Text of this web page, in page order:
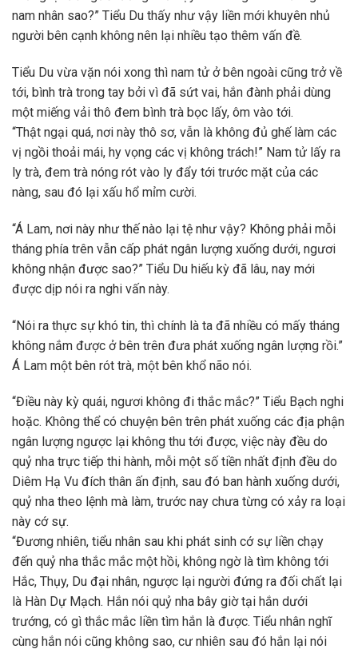
nam nhân sao?” Tiểu Du thấy như vậy liền mới khuyên nhủ
người bên cạnh không nên lại nhiều tạo thêm vấn đề.
Tiểu Du vừa vặn nói xong thì nam tử ở bên ngoài cũng trở về
tới, bình trà trong tay bởi vì đã sứt vai, hắn đành phải dùng
một miếng vải thô đem bình trà bọc lấy, ôm vào tới.
“Thật ngại quá, nơi này thô sơ, vẫn là không đủ ghế làm các
vị ngồi thoải mái, hy vọng các vị không trách!” Nam tử lấy ra
ly trà, đem trà nóng rót vào ly đẩy tới trước mặt của các
nàng, sau đó lại xấu hổ mỉm cười.
“Á Lam, nơi này như thế nào lại tệ như vậy? Không phải mỗi
tháng phía trên vẫn cấp phát ngân lượng xuống dưới, ngươi
không nhận được sao?” Tiểu Du hiếu kỳ đã lâu, nay mới
được dịp nói ra nghi vấn này.
“Nói ra thực sự khó tin, thì chính là ta đã nhiều có mấy tháng
không nắm được ở bên trên đưa phát xuống ngân lượng rồi.”
Á Lam một bên rót trà, một bên khổ não nói.
“Điều này kỳ quái, ngươi không đi thắc mắc?” Tiểu Bạch nghi
hoặc. Không thể có chuyện bên trên phát xuống các địa phận
ngân lượng ngược lại không thu tới được, việc này đều do
quỷ nha trực tiếp thi hành, mỗi một số tiền nhất định đều do
Diêm Hạ Vu đích thân ấn định, sau đó ban hành xuống dưới,
quỷ nha theo lệnh mà làm, trước nay chưa từng có xảy ra loại
này cớ sự.
“Đương nhiên, tiểu nhân sau khi phát sinh cớ sự liền chạy
đến quỷ nha thắc mắc một hồi, không ngờ là tìm không tới
Hắc, Thụy, Du đại nhân, ngược lại người đứng ra đối chất lại
là Hàn Dự Mạch. Hắn nói quỷ nha bây giờ tại hắn dưới
trướng, có gì thắc mắc liền tìm hắn là được. Tiểu nhân nghĩ
cùng hắn nói cũng không sao, cư nhiên sau đó hắn lại nói